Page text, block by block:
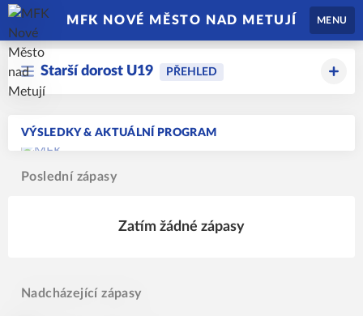
MFK NOVÉ MĚSTO NAD METUJÍ MENU
Starší dorost U19 PŘEHLED
VÝSLEDKY & AKTUÁLNÍ PROGRAM
Poslední zápasy
Zatím žádné zápasy
Nadcházející zápasy